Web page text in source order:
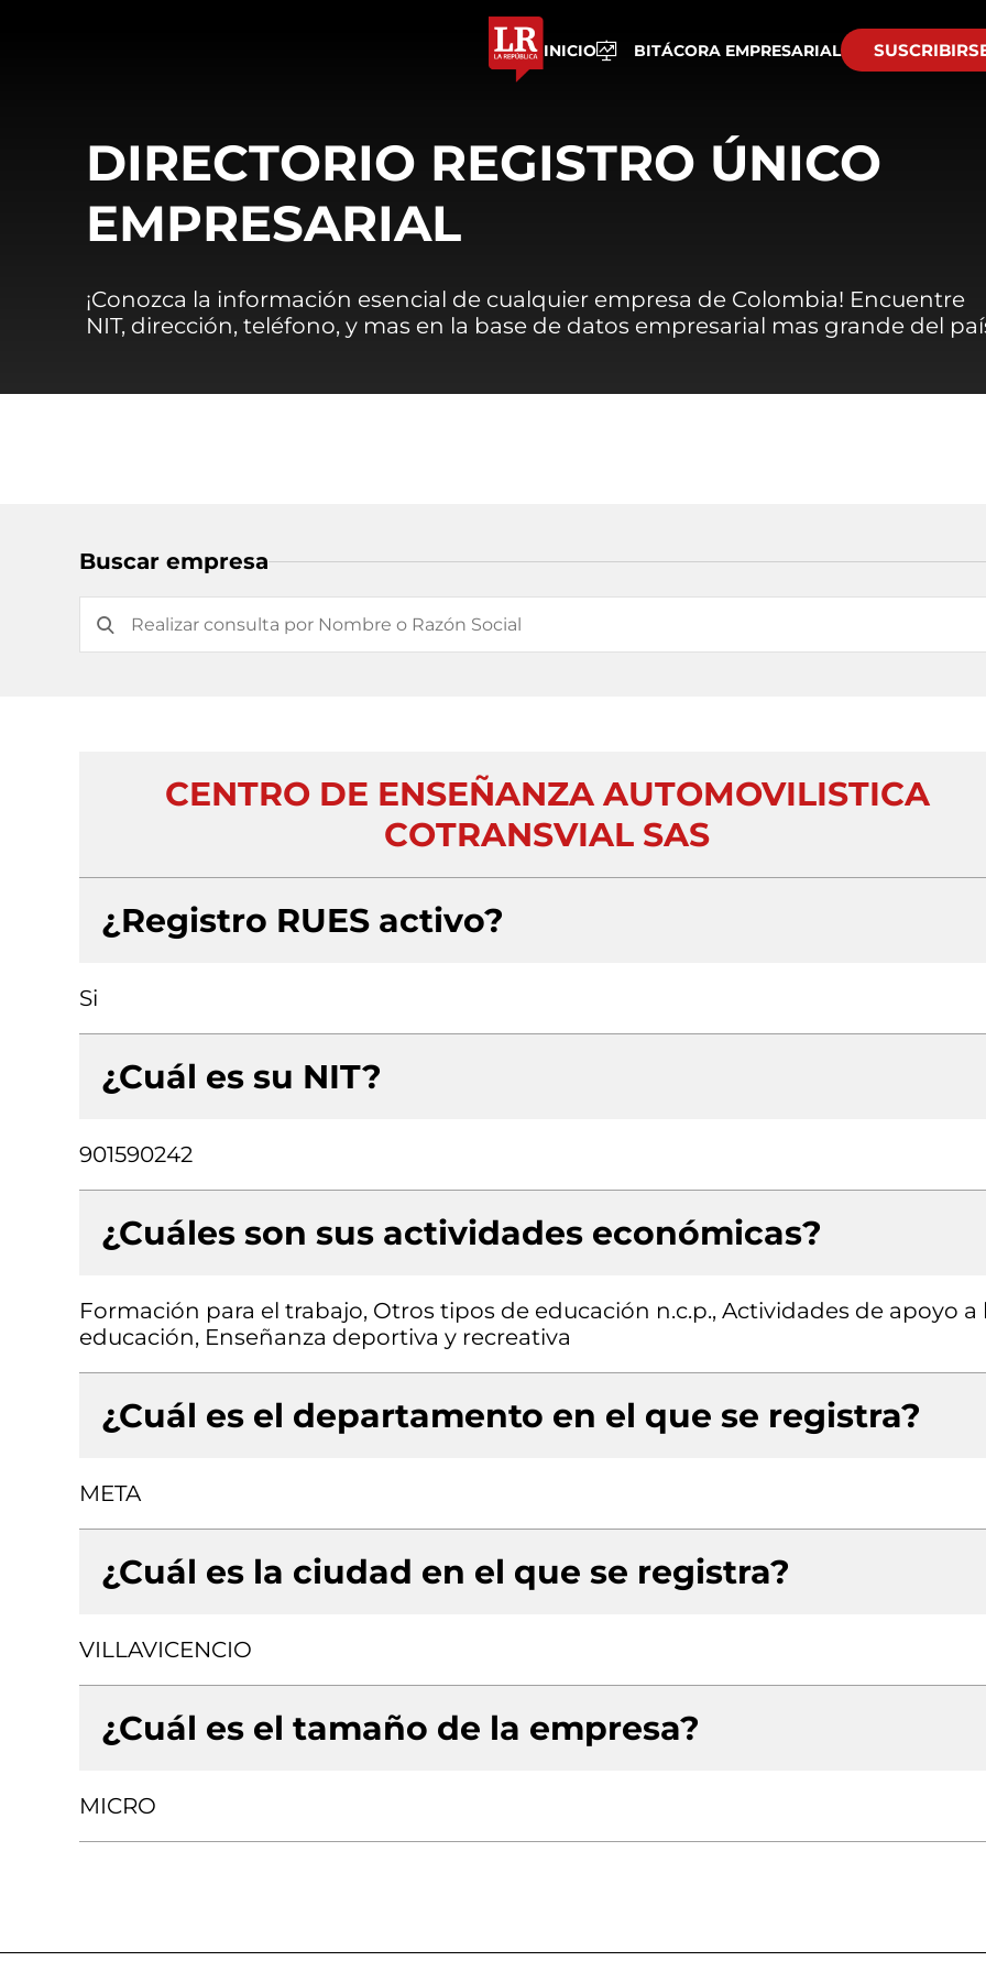
INICIO BITÁCORA EMPRESARIAL
DIRECTORIO REGISTRO ÚNICO
EMPRESARIAL
¡Conozca la información esencial de cualquier empresa de Colombia! Encuentre
NIT, dirección, teléfono, y mas en la base de datos empresarial mas grande del
Buscar empresa
CENTRO DE ENSEÑANZA AUTOMOVILISTICA
COTRANSVIAL SAS
¿Registro RUES activo?
Si
¿Cuál es su NIT?
901590242
¿Cuáles son sus actividades económicas?
Formación para el trabajo, Otros tipos de educación n.c.p., Actividades de apoyo a
educación, Enseñanza deportiva y recreativa
¿Cuál es el departamento en el que se registra?
META
¿Cuál es la ciudad en el que se registra?
VILLAVICENCIO
¿Cuál es el tamaño de la empresa?
MICRO